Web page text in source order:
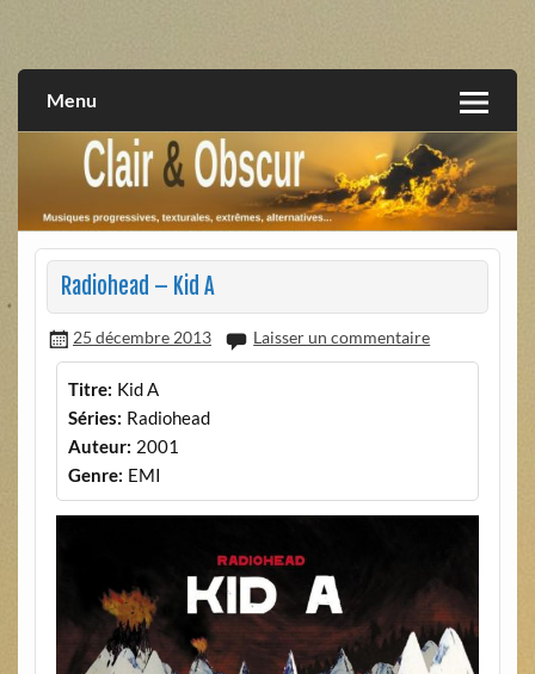
extrêmes, alternatives, texturales
Menu
Radiohead – Kid A
25 décembre 2013 Laisser un commentaire
Titre: Kid A
Séries: Radiohead
Auteur: 2001
Genre: EMI